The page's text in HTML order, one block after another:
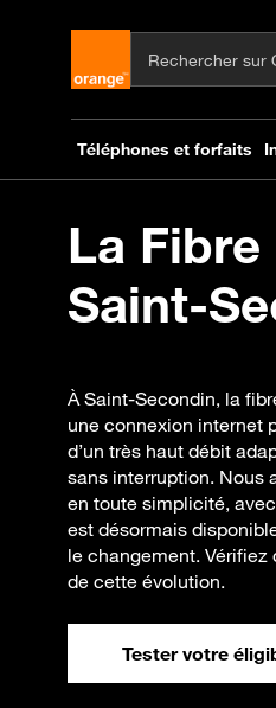
La
Saint-
À Saint-Secondin, la
une connexion internet
d’un très haut débit
sans interruption. Nous
en toute simplicité,
est désormais
le changement.
de cette évolution.
Tester votre